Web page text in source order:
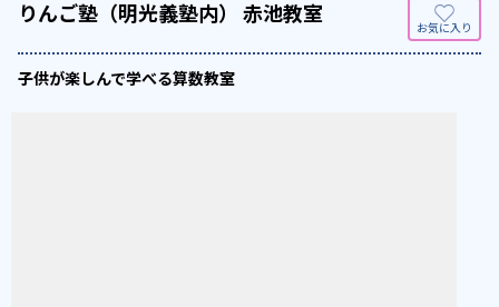
りんご塾（明光義塾内） 赤池教室
子供が楽しんで学べる算数教室